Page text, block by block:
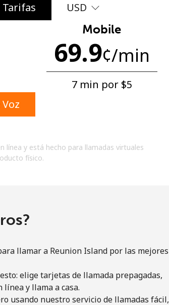
Tarifas USD
Mobile
69.9¢/min
7 min por ⁦$5⁩
línea y está hecho para llamadas virtuales
físico.
llamar a Reunion Island por las mejores
elige tarjetas de llamada prepagadas,
línea y llama a casa.
usando nuestro servicio de llamadas fácil,